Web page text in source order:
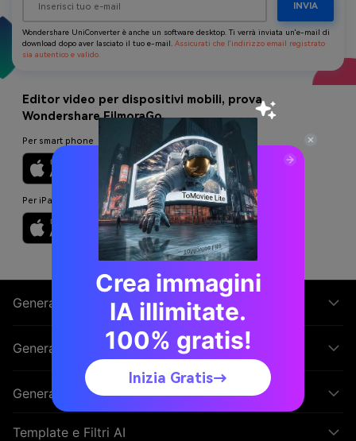
INVIA
Wondershare UniConverter è anche un software desktop. Ti verrà inviata un'e-mail di
download dopo aver lasciato il tuo e-mail. Assicurati che l'indirizzo email registrato
sia autentico e valido.
Editor video per dispositivi mobili, prova
Wondershare FilmoraGo
Per smart phone
Per iPad
Generatore Video AI
Generatore Immagini AI
Generatore Musica AI
Template e Filtri AI
Crea immagini
IA illimitate.
100% gratis!
Inizia Gratis→